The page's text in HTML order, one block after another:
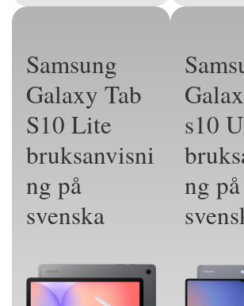
Samsung
Galaxy Tab
S10 Lite
bruksanvisni
ng på
svenska
s10
ng på